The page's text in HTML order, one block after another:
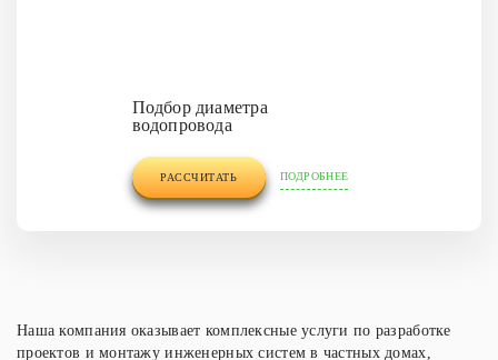
Подбор диаметра
водопровода
РАССЧИТАТЬ ПОДРОБНЕЕ
Наша компания оказывает комплексные услуги по разработке
проектов и монтажу инженерных систем в частных домах,